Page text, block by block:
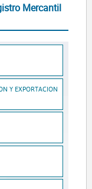
Mercantil
Y EXPORTACION